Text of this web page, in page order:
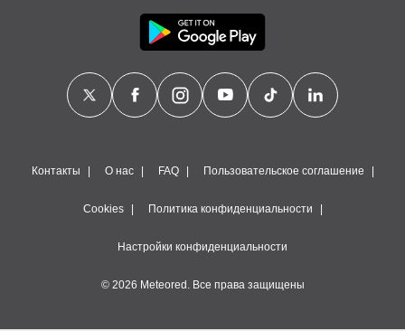
Контакты О нас FAQ Пользовательское соглашение
Cookies Политика конфиденциальности
Настройки конфиденциальности
© 2026 Meteored. Все права защищены